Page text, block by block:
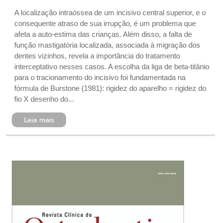
A localização intraóssea de um incisivo central superior, e o
consequente atraso de sua irrupção, é um problema que
afeta a auto-estima das crianças. Além disso, a falta de
função mastigatória localizada, associada à migração dos
dentes vizinhos, revela a importância do tratamento
interceptativo nesses casos. A escolha da liga de beta-titânio
para o tracionamento do incisivo foi fundamentada na
fórmula de Burstone (1981): rigidez do aparelho = rigidez do
fio X desenho do...
Leia mais